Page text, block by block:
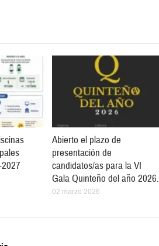
Abierto el plazo de
presentación de
candidatos/as para la VI
Gala Quinteño del año 2026.
02 marzo 2026